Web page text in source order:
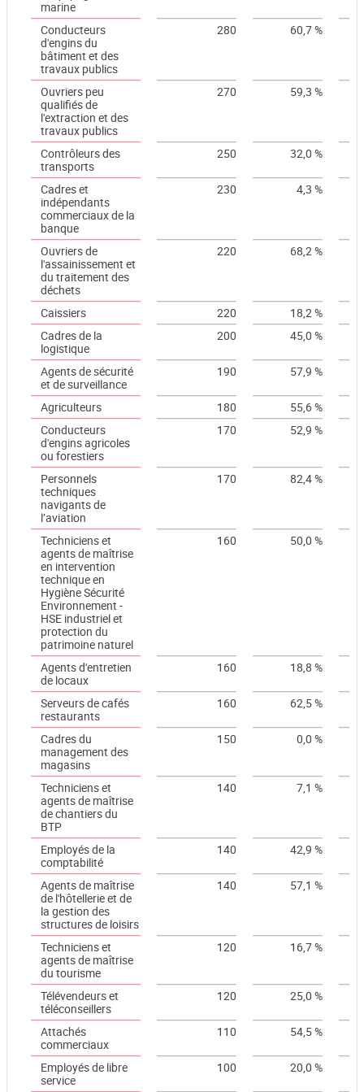
marine
Conducteurs
d'engins du
bâtiment et des
travaux publics
280 60,7 %
Ouvriers peu
qualifiés de
l'extraction et des
travaux publics
270 59,3 %
Contrôleurs des
transports
250 32,0 %
Cadres et
indépendants
commerciaux de la
banque
230 4,3 %
Ouvriers de
l'assainissement et
du traitement des
déchets
220 68,2 %
Caissiers 220
18,2 %
Cadres de la
logistique
200 45,0 %
Agents de sécurité
et de surveillance
190 57,9 %
Agriculteurs 180
55,6 %
Conducteurs
d'engins agricoles
ou forestiers
170 52,9 %
Personnels
techniques
navigants de
l’aviation
170 82,4 %
Techniciens et
agents de maîtrise
en intervention
technique en
Hygiène Sécurité
Environnement -
HSE industriel et
protection du
patrimoine naturel
160 50,0 %
Agents d'entretien
de locaux
160 18,8 %
Serveurs de cafés
restaurants
160 62,5 %
Cadres du
management des
magasins
150 0,0 %
Techniciens et
agents de maîtrise
de chantiers du
BTP
140 7,1 %
Employés de la
comptabilité
140 42,9 %
Agents de maîtrise
de l'hôtellerie et de
la gestion des
structures de loisirs
140 57,1 %
Techniciens et
agents de maîtrise
du tourisme
120 16,7 %
Télévendeurs et
téléconseillers
120 25,0 %
Attachés
commerciaux
110 54,5 %
Employés de libre
service
100 20,0 %